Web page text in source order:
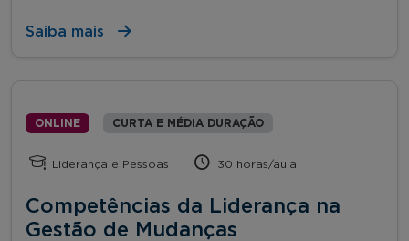
Saiba mais
ONLINE CURTA E MÉDIA DURAÇÃO
Liderança e Pessoas 30 horas/aula
Competências da Liderança na
Gestão de Mudanças